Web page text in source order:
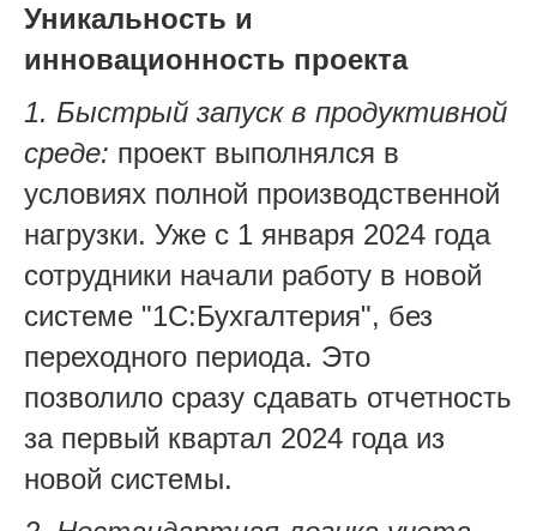
Уникальность и
инновационность проекта
1. Быстрый запуск в продуктивной
среде: проект выполнялся в
условиях полной производственной
нагрузки. Уже с 1 января 2024 года
сотрудники начали работу в новой
системе "1С:Бухгалтерия", без
переходного периода. Это
позволило сразу сдавать отчетность
за первый квартал 2024 года из
новой системы.